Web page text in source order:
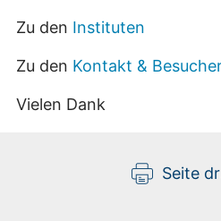
Zu den Instituten
Zu den Kontakt &
Vielen Dank
Seite